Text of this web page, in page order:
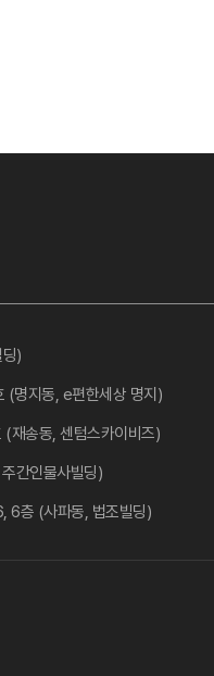
)
명지동, e편한세상 명지)
재송동, 센텀스카이비즈)
간인물사빌딩)
6층 (사파동, 법조빌딩)